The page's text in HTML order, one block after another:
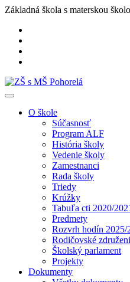
Základná škola s materskou
O škole
Súčasnosť
Program ALF
História školy
Vedenie školy
Zamestnanci
Rada školy
Triedy
Krúžky
Tabuľa cti 2020/
Predmety
Rozvrh hodín 2025/
Rodičovské
Školský parlament
Projekty
Dokumenty